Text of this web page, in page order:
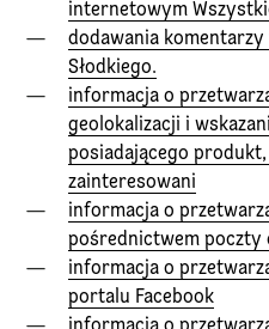
internetowym
dodawania
Słodkiego.
informacja o
geolokalizacji i
posiadającego
zainteresowani
informacja o
pośrednictwem poczty
informacja o
portalu Facebook